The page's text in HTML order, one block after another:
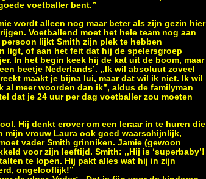
voetballer bent.’’
wordt alleen nog maar beter als zijn gezin hier
Voetballend moet het hele team nog aan
lijkt Smith zijn plek te hebben
ligt, of aan het feit dat hij de spelersgroep
In het begin keek hij de kat uit de boom, maar
beetje Nederlands’. ,,Ik wil absoluut zoveel
maakt je bijna lui, maar dat wil ik niet. Ik wil
meer woorden dan ik’’, aldus de familyman
dat je 24 uur per dag voetballer zou moeten
Hij denkt erover om een leraar in te huren die
mijn vrouw Laura ook goed waarschijnlijk,
vader Smith grinniken. Jamie (gewoon
voor zijn leeftijd. Smith: ,,Hij is ‘superbaby’!
te lopen. Hij pakt alles wat hij in zijn
ongelooflijk!’’